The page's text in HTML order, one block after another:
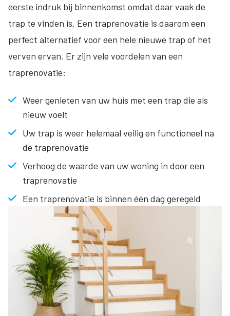
eerste indruk bij binnenkomst omdat daar vaak de
trap te vinden is. Een traprenovatie is daarom een
perfect alternatief voor een hele nieuwe trap of het
verven ervan. Er zijn vele voordelen van een
traprenovatie:
Weer genieten van uw huis met een trap die als
nieuw voelt
Uw trap is weer helemaal veilig en functioneel na
de traprenovatie
Verhoog de waarde van uw woning in door een
traprenovatie
Een traprenovatie is binnen één dag geregeld